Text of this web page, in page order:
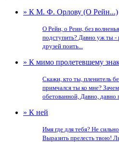
» К М. Ф. Орлову (О Рейн...)
О Рейн, о Реин, без
подступить? Давно уж ты -
друзей поить...
» К мимо пролетевшему
Скажи, кто ты, пленитель
примчался ты ко мне?
обетованной, Давно, давно
» К ней
Имя где для тебя? Не
Выразить прелесть твою!